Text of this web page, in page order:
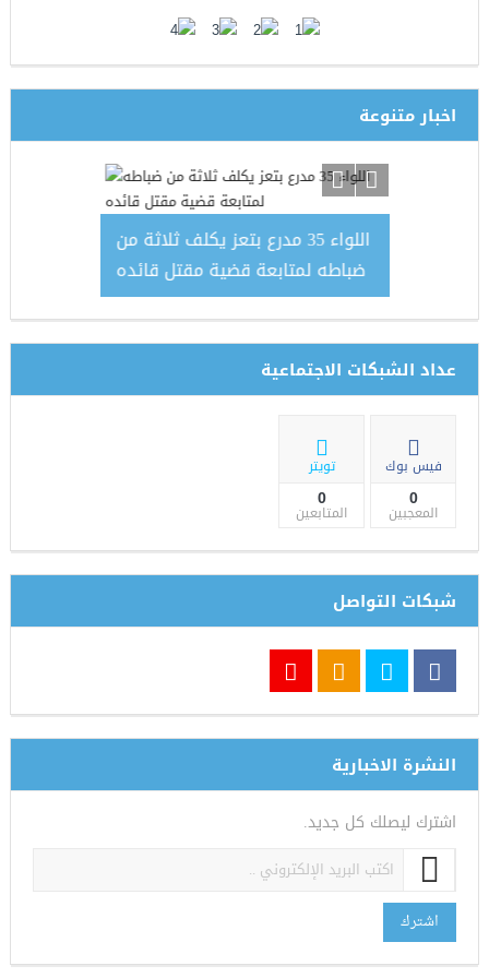
اخبار متنوعة
اللواء 35 مدرع بتعز يكلف ثلاثة من
ضباطه لمتابعة قضية مقتل قائده
عداد الشبكات الاجتماعية
فيس بوك
0
المعجبين
تويتر
0
المتابعين
شبكات التواصل
النشرة الاخبارية
اشترك ليصلك كل جديد.
اشترك